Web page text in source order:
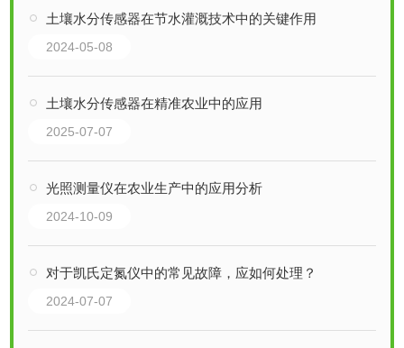
土壤水分传感器在节水灌溉技术中的关键作用
2024-05-08
土壤水分传感器在精准农业中的应用
2025-07-07
光照测量仪在农业生产中的应用分析
2024-10-09
对于凯氏定氮仪中的常见故障，应如何处理？
2024-07-07